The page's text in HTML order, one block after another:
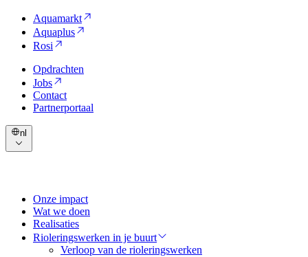
Aquamarkt
Aquaplus
Rosi
Opdrachten
Jobs
Contact
Partnerportaal
nl
Onze impact
Wat we doen
Realisaties
Rioleringswerken in je buurt
Verloop van de rioleringswerken